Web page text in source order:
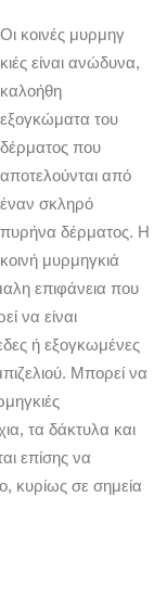
Οι κοινές μυρμηγ
κιές είναι ανώδυνα,
καλοήθη
εξογκώματα του
δέρματος που
αποτελούνται από
έναν σκληρό
πυρήνα δέρματος. Η
κοινή μυρμηγκιά
επιφάνεια που
να είναι
ή εξογκωμένες
Μπορεί να
τα δάκτυλα και
επίσης να
κυρίως σε σημεία